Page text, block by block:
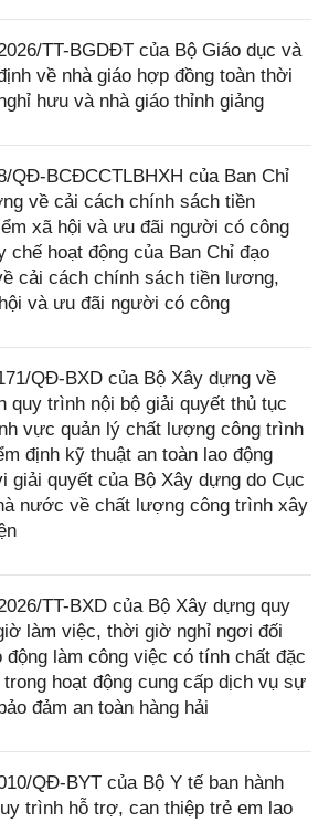
TT-BGDĐT của Bộ Giáo dục và
về nhà giáo hợp đồng toàn thời
hưu và nhà giáo thỉnh giảng
QĐ-BCĐCCTLBHXH của Ban Chỉ
về cải cách chính sách tiền
xã hội và ưu đãi người có công
chế hoạt động của Ban Chỉ đạo
cải cách chính sách tiền lương,
và ưu đãi người có công
QĐ-BXD của Bộ Xây dựng về
quy trình nội bộ giải quyết thủ tục
vực quản lý chất lượng công trình
định kỹ thuật an toàn lao động
giải quyết của Bộ Xây dựng do Cục
nước về chất lượng công trình xây
TT-BXD của Bộ Xây dựng quy
làm việc, thời giờ nghỉ ngơi đối
làm công việc có tính chất đặc
hoạt động cung cấp dịch vụ sự
đảm an toàn hàng hải
QĐ-BYT của Bộ Y tế ban hành
trình hỗ trợ, can thiệp trẻ em lao